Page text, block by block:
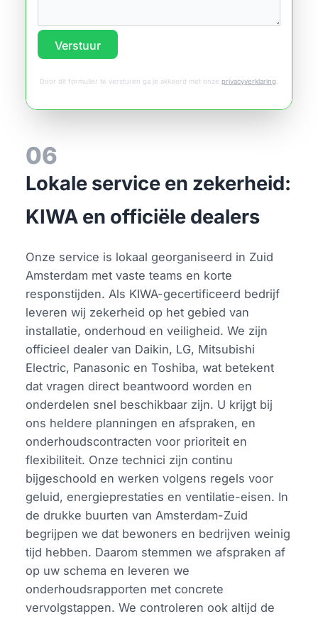
Verstuur
Door dit formulier te versturen ga je akkoord met onze privacyverklaring
06
Lokale service en zekerheid:
KIWA en officiële dealers
Onze service is lokaal georganiseerd in Zuid
Amsterdam met vaste teams en korte
responstijden. Als KIWA-gecertificeerd bedrijf
leveren wij zekerheid op het gebied van
installatie, onderhoud en veiligheid. We zijn
officieel dealer van Daikin, LG, Mitsubishi
Electric, Panasonic en Toshiba, wat betekent
dat vragen direct beantwoord worden en
onderdelen snel beschikbaar zijn. U krijgt bij
ons heldere planningen en afspraken, en
onderhoudscontracten voor prioriteit en
flexibiliteit. Onze technici zijn continu
bijgeschoold en werken volgens regels voor
geluid, energieprestaties en ventilatie-eisen. In
de drukke buurten van Amsterdam-Zuid
begrijpen we dat bewoners en bedrijven weinig
tijd hebben. Daarom stemmen we afspraken af
op uw schema en leveren we
onderhoudsrapporten met concrete
vervolgstappen. We controleren ook altijd de